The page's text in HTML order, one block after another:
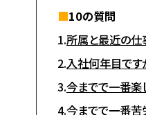
■10の質問
1.所属と最近の仕
2.入社何年目です
3.今までで一番楽
4.今までで一番苦